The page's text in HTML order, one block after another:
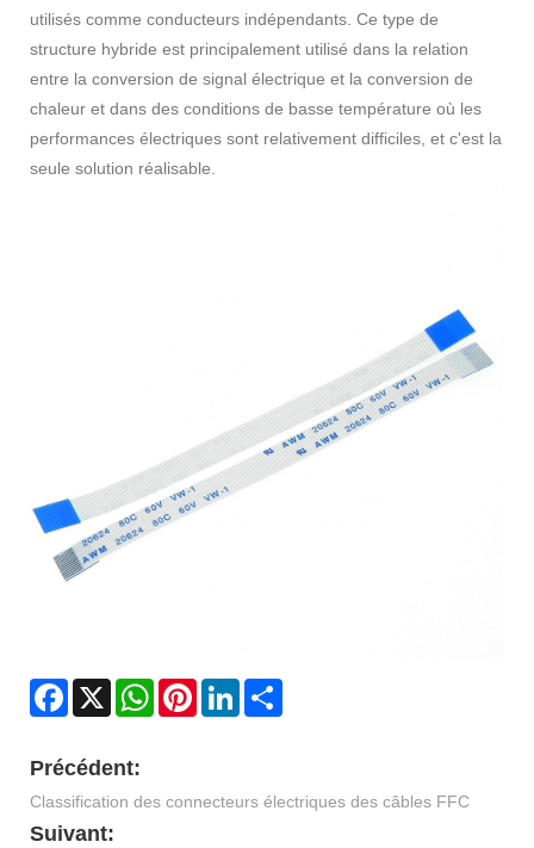
utilisés comme conducteurs indépendants. Ce type de
structure hybride est principalement utilisé dans la relation
entre la conversion de signal électrique et la conversion de
chaleur et dans des conditions de basse température où les
performances électriques sont relativement difficiles, et c'est la
seule solution réalisable.
Facebook
X WhatsAppPinterestLinkedIn
Précédent:
Classification des connecteurs électriques des câbles FFC
Suivant: